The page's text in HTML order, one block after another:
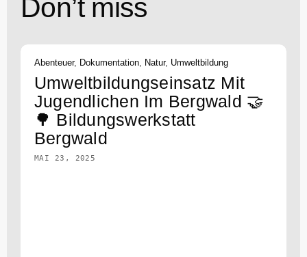
Don’t miss
Abenteuer, Dokumentation, Natur, Umweltbildung
Umweltbildungseinsatz Mit
Jugendlichen Im Bergwald 🤝
🌳 Bildungswerkstatt
Bergwald
MAI 23, 2025